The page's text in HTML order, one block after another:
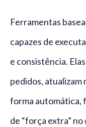
Ferramentas
capazes de
e consistência.
pedidos, atualizam
forma automática,
de “força extra” no